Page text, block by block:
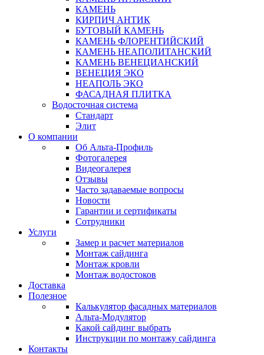
КАМЕНЬ
КИРПИЧ АНТИК
БУТОВЫЙ КАМЕНЬ
КАМЕНЬ ФЛОРЕНТИЙСКИЙ
КАМЕНЬ НЕАПОЛИТАНСКИЙ
КАМЕНЬ ВЕНЕЦИАНСКИЙ
ВЕНЕЦИЯ ЭКО
НЕАПОЛЬ ЭКО
ФАСАДНАЯ ПЛИТКА
Водосточная система
Стандарт
Элит
О компании
Об Альта-Профиль
Фотогалерея
Видеогалерея
Отзывы
Часто задаваемые вопросы
Новости
Гарантии и сертификаты
Сотрудники
Услуги
Замер и расчет материалов
Монтаж сайдинга
Монтаж кровли
Монтаж водостоков
Доставка
Полезное
Калькулятор фасадных материалов
Альта-Модулятор
Какой сайдинг выбрать
Инструкции по монтажу сайдинга
Контакты